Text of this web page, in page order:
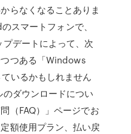
らなくなることありま
スマートフォンで、
デートによって、次
つある「Windows
いるかもしれません
ダウンロードについ
（FAQ）」ページでお
額使用プラン、払い戻